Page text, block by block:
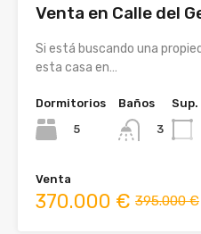
Venta en Calle del
Si está buscando una
esta casa en…
Dormitorios
5
Baños
3
Venta
370.000 € 395.000 €